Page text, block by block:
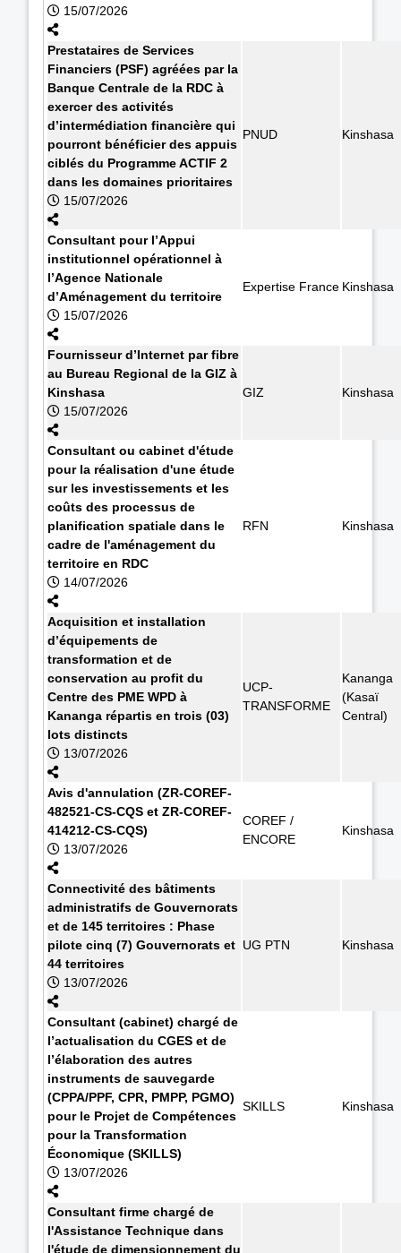
15/07/2026
Prestataires de Services
Financiers (PSF) agréées par la
Banque Centrale de la RDC à
exercer des activités
d’intermédiation financière qui
pourront bénéficier des appuis
ciblés du Programme ACTIF 2
dans les domaines prioritaires
15/07/2026
PNUD Kinshasa
Consultant pour l’Appui
institutionnel opérationnel à
l’Agence Nationale
d’Aménagement du territoire
15/07/2026
Expertise France Kinshasa
Fournisseur d’Internet par fibre
au Bureau Regional de la GIZ à
Kinshasa
15/07/2026
GIZ Kinshasa
Consultant ou cabinet d'étude
pour la réalisation d'une étude
sur les investissements et les
coûts des processus de
planification spatiale dans le
cadre de l'aménagement du
territoire en RDC
14/07/2026
RFN Kinshasa
Acquisition et installation
d’équipements de
transformation et de
conservation au profit du
Centre des PME WPD à
Kananga répartis en trois (03)
lots distincts
13/07/2026
UCP-
TRANSFORME
Kananga
(Kasaï
Central)
Avis d'annulation (ZR-COREF-
482521-CS-CQS et ZR-COREF-
414212-CS-CQS)
13/07/2026
COREF /
ENCORE
Kinshasa
Connectivité des bâtiments
administratifs de Gouvernorats
et de 145 territoires : Phase
pilote cinq (7) Gouvernorats et
44 territoires
13/07/2026
UG PTN Kinshasa
Consultant (cabinet) chargé de
l’actualisation du CGES et de
l’élaboration des autres
instruments de sauvegarde
(CPPA/PPF, CPR, PMPP, PGMO)
pour le Projet de Compétences
pour la Transformation
Économique (SKILLS)
13/07/2026
SKILLS Kinshasa
Consultant firme chargé de
l'Assistance Technique dans
l'étude de dimensionnement du